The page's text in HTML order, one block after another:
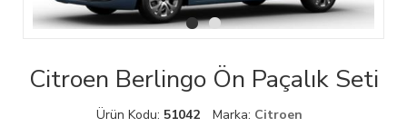
Citroen Berlingo Ön Paçalık Seti
Ürün Kodu: 51042 Marka: Citroen